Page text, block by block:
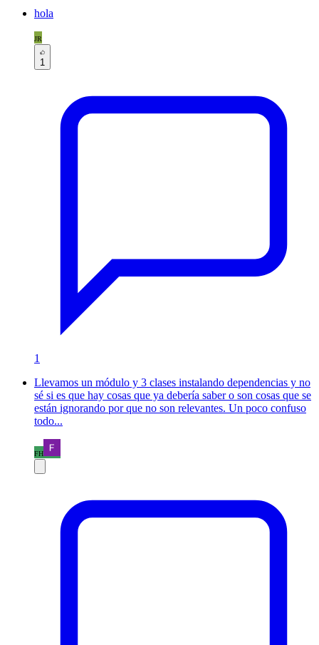
hola
JR
1
1
Llevamos un módulo y 3 clases instalando dependencias y no
sé si es que hay cosas que ya debería saber o son cosas que se
están ignorando por que no son relevantes. Un poco confuso
todo...
FH